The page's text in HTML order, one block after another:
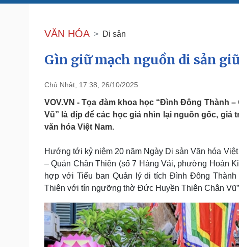
Đảng
Tổ chức nhân sự
Nhận diện sự thật
Giáo dục
Dấu ấn VOV
Pháp luật
Vụ án
Tin nóng
Quân sự - Quốc phòng
Vũ khí
Sức khỏe
Dinh dưỡng - món ngon
Sản phụ khoa
Nhi khoa
Nam khoa
Làm đẹp - giảm cân
Đời sống
Nhà đẹp
Tình yêu - Gia đình
VĂN HÓA Di sản
Gìn giữ mạch nguồn di sản
Chủ Nhật, 17:38, 26/10/2025
VOV.VN - Tọa đàm khoa học “Đình Đông Thành
Vũ” là dịp để các học giả nhìn lại nguồn gốc,
văn hóa Việt Nam.
Hướng tới kỷ niệm 20 năm Ngày Di sản Văn hóa
– Quán Chân Thiên (số 7 Hàng Vải, phường Hoàn
hợp với Tiểu ban Quản lý di tích Đình Đông
Thiên với tín ngưỡng thờ Đức Huyền Thiên Chân